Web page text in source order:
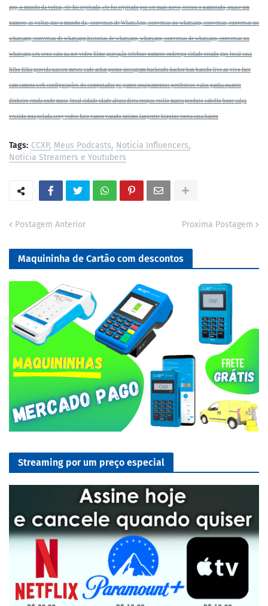
app, o mundo da voltas, ele foi rejeitado, ele foi rejeitado por ser mais novo, testou o namorado, quase um
namoro, as voltas que o mundo da, conversas de WhatsApp, conversas no whatsapp, conversas, conversas no
whatsapp, conversas de whatsapp,historias de whatsapp, whatsapp, conversas de whatsapp, conversas no
whatsapp,sex sexo caiu na net video filme gravação telefone numero endereço cidade estado gps local casa
filho filha gravida nasceu meses cade achar porno instagram hackeado hacker ban banido live ao vivo face
cam camera web configurações do computador pc gamer equipamentos perifericos valor ganha quanto
dinheiro renda onde mora local cidade idade altura dieta roupas estilo marca produto cabello bone calça
vestido nua pelada sexy video foto vazou vazado intimo langerrie biquine cueca casa bairro
Tags: CCXP Meus Podcasts Noticia Influencers
Noticia Streamers e Youtubers
Postagem Anterior Proxima Postagem
Maquininha de Cartão com descontos
Streaming por um preço especial